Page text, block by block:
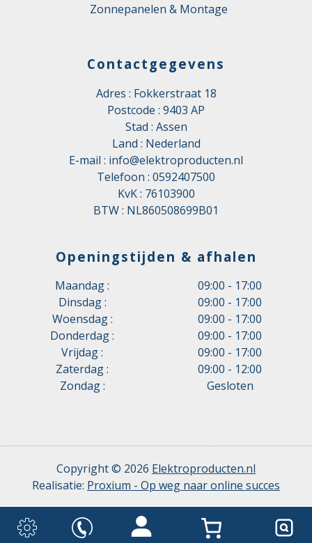
Zonnepanelen & Montage
Contactgegevens
Adres : Fokkerstraat 18
Postcode : 9403 AP
Stad : Assen
Land : Nederland
E-mail : info@elektroproducten.nl
Telefoon : 0592407500
KvK : 76103900
BTW : NL860508699B01
Openingstijden & afhalen
Maandag :
09:00 - 17:00
Dinsdag :
09:00 - 17:00
Woensdag :
09:00 - 17:00
Donderdag :
09:00 - 17:00
Vrijdag :
09:00 - 17:00
Zaterdag :
09:00 - 12:00
Zondag :
Gesloten
Copyright © 2026 Elektroproducten.nl
Realisatie: Proxium - Op weg naar online succes